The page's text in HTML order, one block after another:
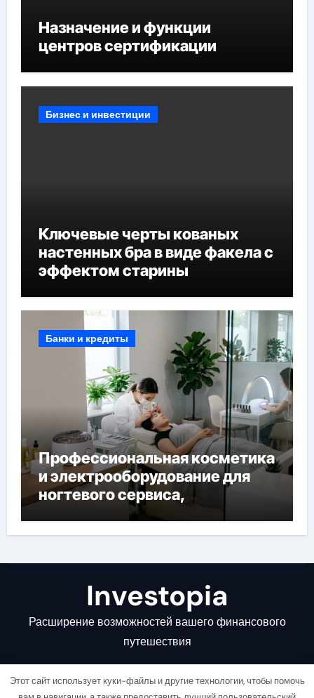
Назначение и функции
центров сертификации
Бизнес и инвестиции
Ключевые черты кованых
настенных бра в виде факела с
эффектом старины
Банки и кредиты
Профессиональная косметика
и электрооборудование для
ногтевого сервиса,
наращивания ресниц и
депиляции
Investopia
Расширение возможностей вашего финансового
путешествия
Этот сайт использует куки-файлы и другие технологии, чтобы помочь